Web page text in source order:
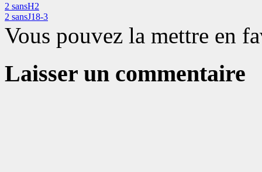
2 sansH2
2 sansJ18-3
Vous pouvez la mettre en
Laisser un commentaire